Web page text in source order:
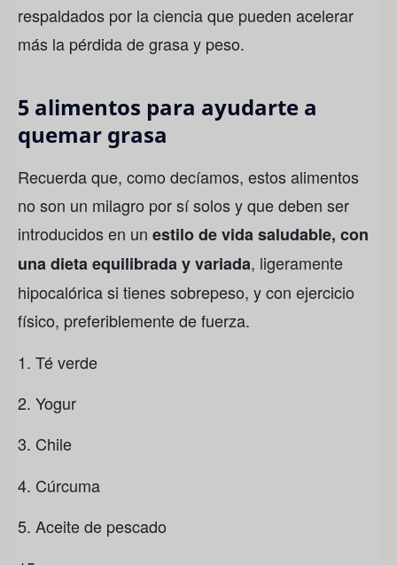
respaldados por la ciencia que pueden acelerar
más la pérdida de grasa y peso.
5 alimentos para ayudarte a
quemar grasa
Recuerda que, como decíamos, estos alimentos
no son un milagro por sí solos y que deben ser
introducidos en un estilo de vida saludable, con
una dieta equilibrada y variada, ligeramente
hipocalórica si tienes sobrepeso, y con ejercicio
físico, preferiblemente de fuerza.
Té verde
Yogur
Chile
Cúrcuma
Aceite de pescado